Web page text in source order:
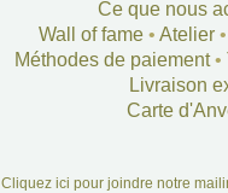
Ce que nous
Wall of fame• Atelier
Méthodes de paiement•
Livraison
Carte
Cliquez ici pour joindre notre